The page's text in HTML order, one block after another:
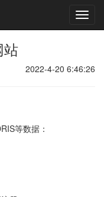
站
2022-4-20 6:46:26
等数据：